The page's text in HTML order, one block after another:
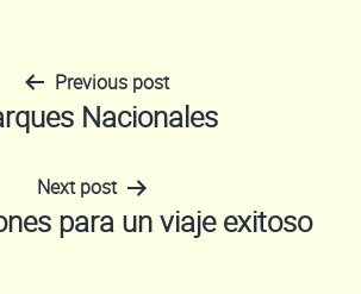
Previous post
Nacionales
Next post
para un viaje exitoso